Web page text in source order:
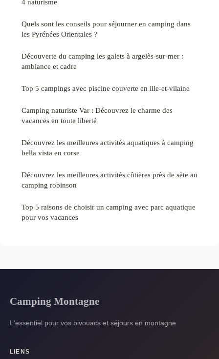
4 naturisme
Quels sont les conseils pour séjourner en camping dans
les Pyrénées Orientales ?
Découverte du camping les galets à argelès-sur-mer :
ambiance et cadre
Top 5 campings avec piscine couverte en ille-et-vilaine
Camping naturiste Var : Découvrez le charme des
vacances en toute liberté
Découvrez les meilleures activités aquatiques à camping
bella vista en corse
Découvrez les meilleures activités côtières près de sète au
camping robinson
Top 5 raisons de choisir un camping avec parc aquatique
pour vos vacances
Camping Montagne
L'essentiel pour vos bivouacs et séjours en montagne
LIENS